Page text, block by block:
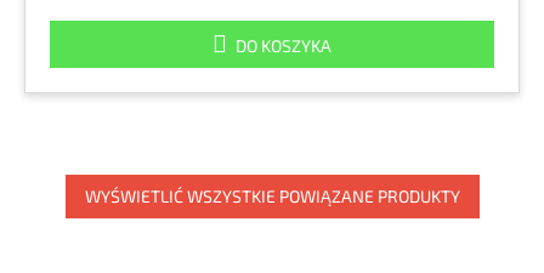
DO KOSZYKA
WYŚWIETLIĆ WSZYSTKIE POWIĄZANE PRODUKTY